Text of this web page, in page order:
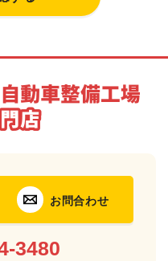
お問合わせ
3480